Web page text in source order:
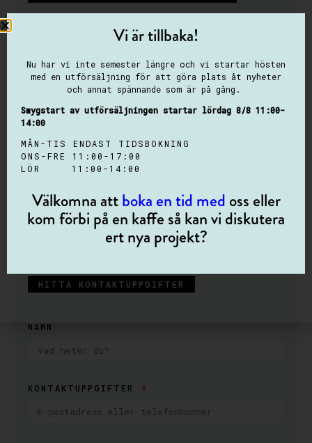
Välkomen till Kontor Ett – Inredning &
Design
Kontor Ett är ett familjeföretag med 30-års
erfarenhet av och kärlek för design och inredning.
Med utgångspunkt från Lindövägen i Norrköping
Oavsett om det handlar om att skapa en
stimulerande och kreativ kontorsmiljö eller få till
eller kom in och kika i vår butik.
Att vi är ett Martela Center betyder att vi är ett
fristående företag och representerar Martela i
HITTA KONTAKTUPPGIFTER
NAMN
KONTAKTUPPGIFTER
Vi är tillbaka!
Nu har vi inte semester längre och vi startar hösten
med en utförsäljning för att göra plats åt nyheter
och annat spännande som är på gång.
Smygstart av utförsäljningen startar lördag 8/8 11:00-
14:00
MÅN-TIS ENDAST TIDSBOKNING
ONS-FRE 11:00-17:00
LÖR 11:00-14:00
Välkomna attboka en tid med oss eller
kom förbi på en kaffe så kan vi diskutera
ert nya projekt?